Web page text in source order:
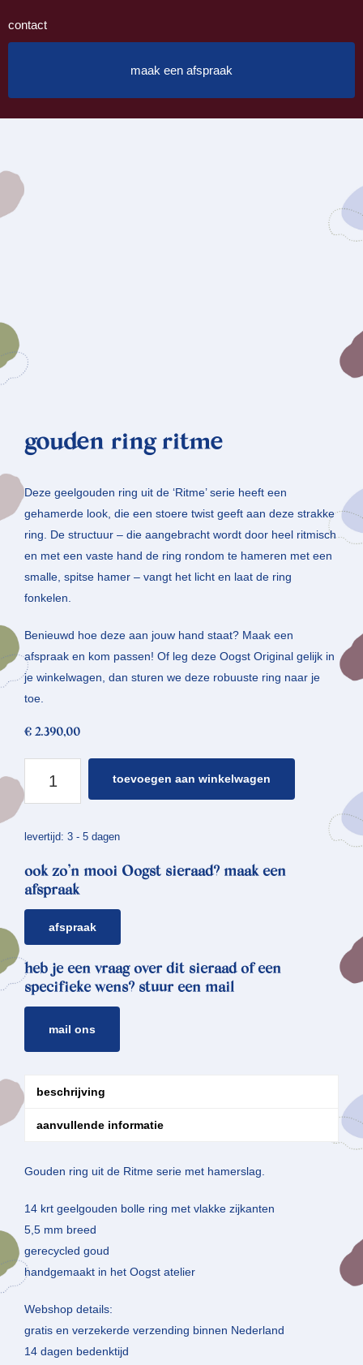
contact
maak een afspraak
gouden ring ritme
Deze geelgouden ring uit de ‘Ritme’ serie heeft een
gehamerde look, die een stoere twist geeft aan deze strakke
ring. De structuur – die aangebracht wordt door heel ritmisch
en met een vaste hand de ring rondom te hameren met een
smalle, spitse hamer – vangt het licht en laat de ring
fonkelen.
Benieuwd hoe deze aan jouw hand staat? Maak een
afspraak en kom passen! Of leg deze Oogst Original gelijk in
je winkelwagen, dan sturen we deze robuuste ring naar je
toe.
€ 2.390,00
ring
aantal
toevoegen aan winkelwagen
levertijd: 3 - 5 dagen
ook zo’n mooi Oogst sieraad? maak een
afspraak
afspraak
heb je een vraag over dit sieraad of een
specifieke wens? stuur een mail
mail ons
beschrijving
aanvullende informatie
Gouden ring uit de Ritme serie met hamerslag.
14 krt geelgouden bolle ring met vlakke zijkanten
5,5 mm breed
gerecycled goud
handgemaakt in het Oogst atelier
Webshop details:
gratis en verzekerde verzending binnen Nederland
14 dagen bedenktijd